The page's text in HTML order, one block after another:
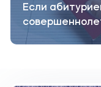
Если